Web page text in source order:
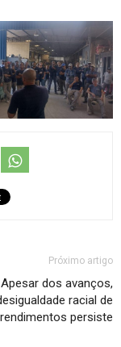
Próximo artigo
dos avanços,
racial de
rendimentos persiste